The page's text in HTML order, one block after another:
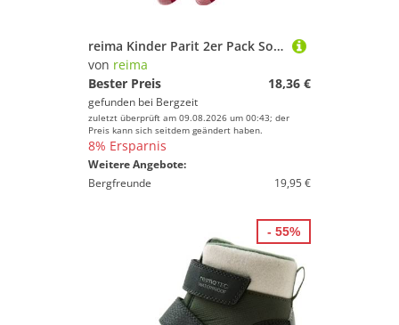
reima Kinder Parit 2er Pack Socken
von reima
Bester Preis
18,36 €
gefunden bei Bergzeit
zuletzt überprüft am 09.08.2026 um 00:43; der
Preis kann sich seitdem geändert haben.
8% Ersparnis
Weitere Angebote:
Bergfreunde
19,95 €
- 55%